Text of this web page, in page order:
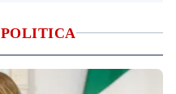
POLITICA